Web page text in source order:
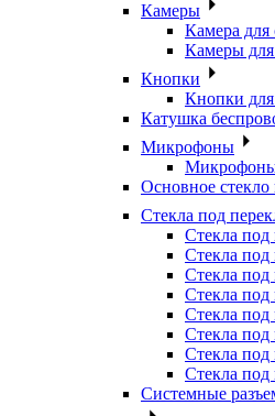
Камеры
Камера для
Камеры
Кнопки
Кнопки
Катушка
Микрофоны
Микрофоны
Основное
Стекла под
Стекла под
Стекла под
Стекла под
Стекла под
Стекла под
Стекла под
Стекла под
Стекла под
Системные